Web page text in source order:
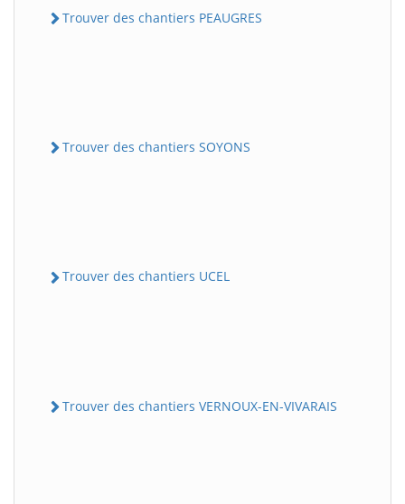
Trouver des chantiers PEAUGRES
Trouver des chantiers SOYONS
Trouver des chantiers UCEL
Trouver des chantiers VERNOUX-EN-VIVARAIS